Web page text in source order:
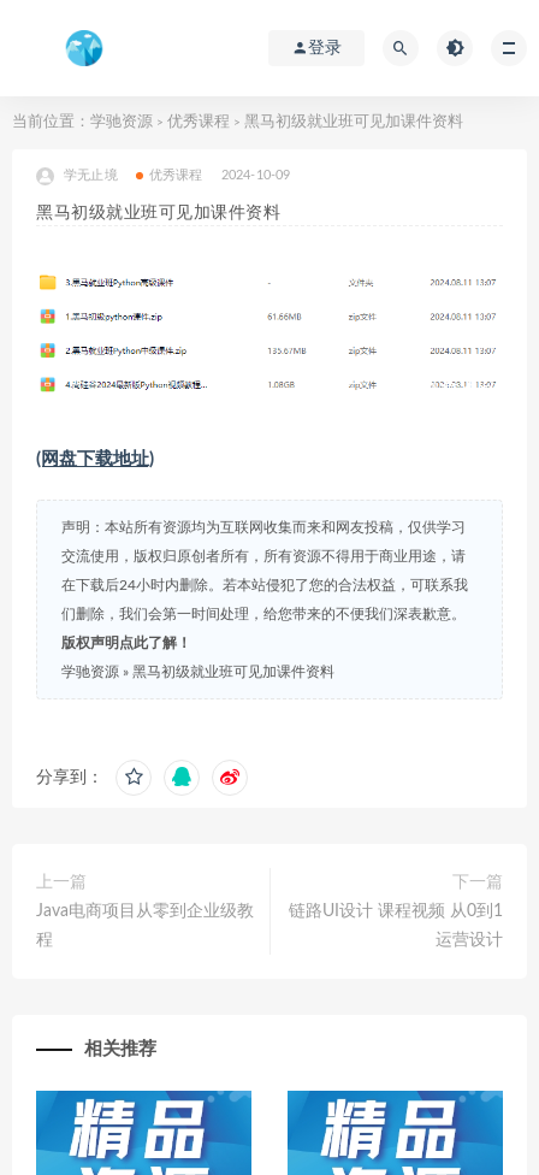
登录
当前位置： 学驰资源 > 优秀课程 > 黑马初级就业班可见加课件资料
学无止境 优秀课程 2024-10-09
黑马初级就业班可见加课件资料
(网盘下载地址)
声明：本站所有资源均为互联网收集而来和网友投稿，仅供学习
交流使用，版权归原创者所有，所有资源不得用于商业用途，请
在下载后24小时内删除。若本站侵犯了您的合法权益，可联系我
们删除，我们会第一时间处理，给您带来的不便我们深表歉意。
版权声明点此了解！
学驰资源 » 黑马初级就业班可见加课件资料
分享到：
上一篇
Java电商项目从零到企业级教
程
下一篇
链路UI设计 课程视频 从0到1
运营设计
相关推荐